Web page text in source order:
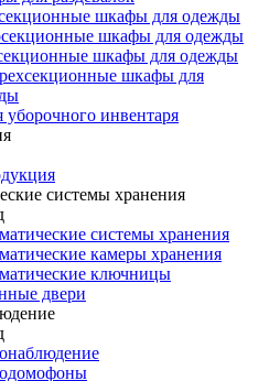
шкафы для одежды
шкафы для одежды
шкафы для одежды
шкафы для
инвентаря
системы хранения
системы хранения
камеры хранения
ключницы
двери